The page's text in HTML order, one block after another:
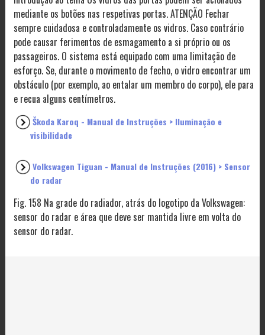
mediante os botões nas respetivas portas. ATENÇÃO Fechar
sempre cuidadosa e controladamente os vidros. Caso contrário
pode causar ferimentos de esmagamento a si próprio ou os
passageiros. O sistema está equipado com uma limitação de
esforço. Se, durante o movimento de fecho, o vidro encontrar um
obstáculo (por exemplo, ao entalar um membro do corpo), ele para
e recua alguns centímetros.
Škoda Karoq - Manual de Instruções > Iluminação e
visibilidade
Volkswagen Tiguan - Manual de Instruções (2016) > Sensor
do radar
Fig. 158 Na grade do radiador, atrás do logotipo da Volkswagen:
sensor do radar e área que deve ser mantida livre em volta do
sensor do radar.